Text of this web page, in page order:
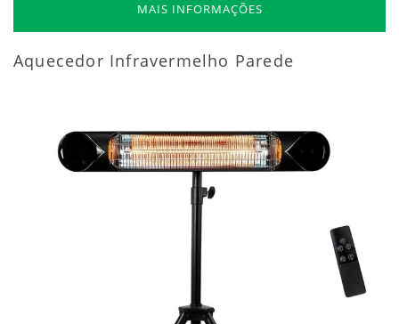
MAIS INFORMAÇÕES
Aquecedor Infravermelho Parede